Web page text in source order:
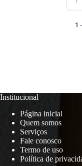
1
Institucional
Página inicial
Quem somos
Serviços
Fale conosco
Termo de uso
Política de